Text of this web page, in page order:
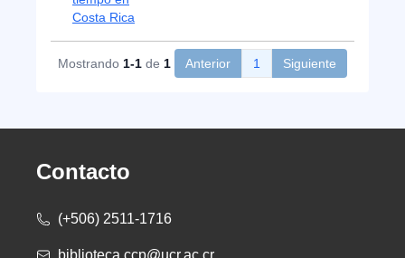
Costa Rica
Mostrando 1-1 de 1 Anterior 1 Siguiente
Contacto
(+506) 2511-1716